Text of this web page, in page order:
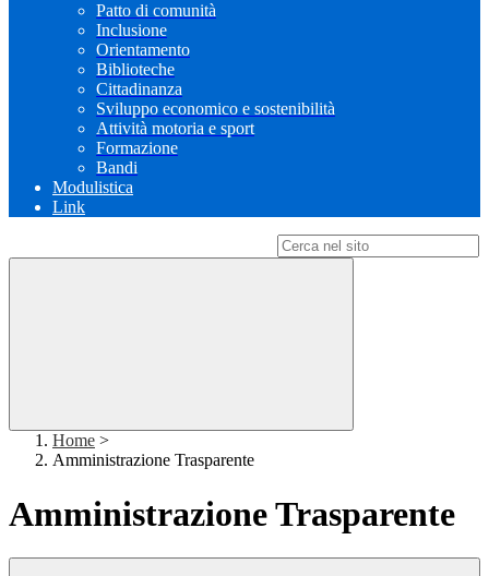
Patto di comunità
Inclusione
Orientamento
Biblioteche
Cittadinanza
Sviluppo economico e sostenibilità
Attività motoria e sport
Formazione
Bandi
Modulistica
Link
Home >
Amministrazione Trasparente
Amministrazione Trasparente